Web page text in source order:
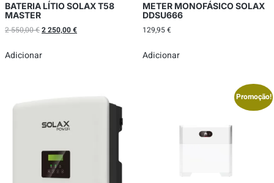
BATERIA LÍTIO SOLAX T58
MASTER
2 550,00€2 250,00€
Adicionar
METER MONOFÁSICO SOLAX
DDSU666
129,95€
Adicionar
Promoção!